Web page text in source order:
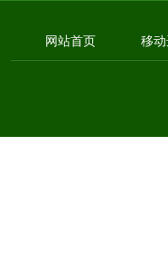
网站首页 移